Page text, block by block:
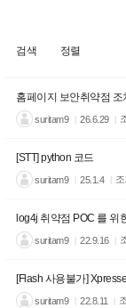
검색 정렬
홈페이지 보안취약점
suritam9 26.6.29
[STT] python 코드
suritam9 25.1.4
log4j 취약점 POC 를 위
suritam9 22.9.16
[Flash 사용불가]
suritam9 22.8.11